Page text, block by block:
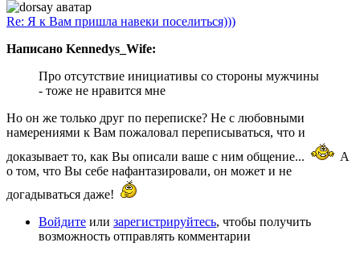
Re: Я к Вам пришла навеки поселиться)))
Написано Kennedys_Wife:
Про отсутствие инициативы со стороны мужчины
- тоже не нравится мне
Но он же только друг по переписке? Не с любовными
намерениями к Вам пожаловал переписываться, что и
доказывает то, как Вы описали ваше с ним общение...
А
о том, что Вы себе нафантазировали, он может и не
догадываться даже!
Войдите или зарегистрируйтесь, чтобы получить
возможность отправлять комментарии